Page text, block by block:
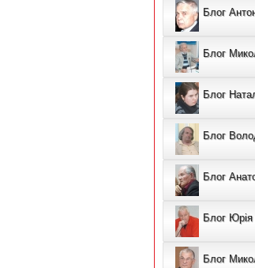
Блог
Блог
Блог
Блог
Блог
Блог
Блог